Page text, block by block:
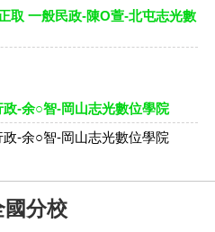
取 一般民政-陳O萱-北屯志光數
政-余○智-岡山志光數位學院
政-余○智-岡山志光數位學院
國分校